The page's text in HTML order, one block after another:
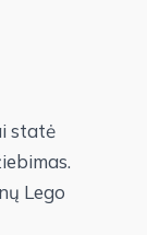
statė
Lego